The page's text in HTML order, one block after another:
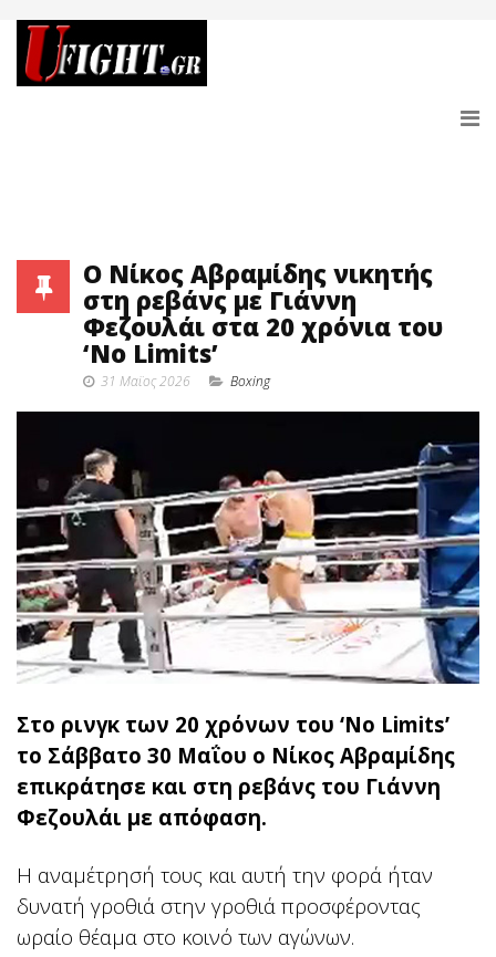
Ο Νίκος Αβραμίδης νικητής
στη ρεβάνς με Γιάννη
Φεζουλάι στα 20 χρόνια του
‘No Limits’
31 Μαϊος 2026 Boxing
Στο ρινγκ των 20 χρόνων του ‘No Limits’
το Σάββατο 30 Μαΐου ο Νίκος Αβραμίδης
επικράτησε και στη ρεβάνς του Γιάννη
Φεζουλάι με απόφαση.
Η αναμέτρησή τους και αυτή την φορά ήταν
δυνατή γροθιά στην γροθιά προσφέροντας
ωραίο θέαμα στο κοινό των αγώνων.